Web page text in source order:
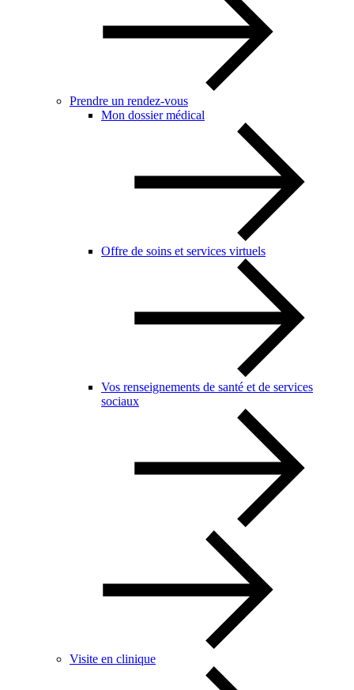
Prendre un rendez-vous
Mon dossier médical
Offre de soins et services virtuels
Vos renseignements de santé et de services
sociaux
Visite en clinique